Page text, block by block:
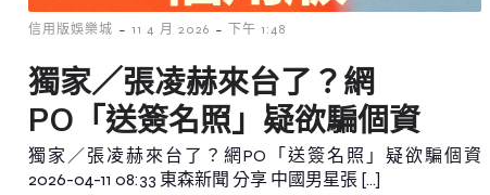
信用版娛樂城 - 11 4 月 2026 - 下午 1:48
獨家／張凌赫來台了？網
PO「送簽名照」疑欲騙個資
獨家／張凌赫來台了？網PO「送簽名照」疑欲騙個資
2026-04-11 08:33 東森新聞 分享 中國男星張 […]